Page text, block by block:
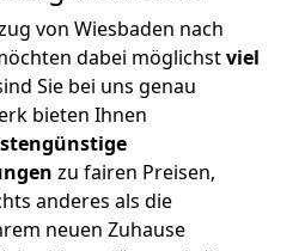
von Wiesbaden nach
dabei möglichstviel
Sie bei uns genau
bieten Ihnen
zu fairen Preisen,
anderes als die
neuen Zuhause